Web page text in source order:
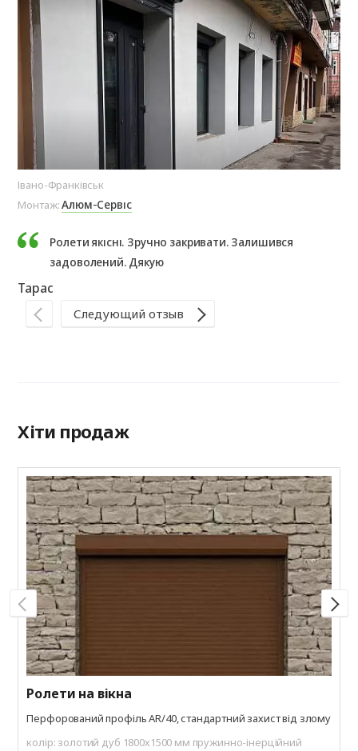
Івано-Франківськ
Монтаж:Алюм-Сервіс
Ролети якісні. Зручно закривати. Залишився
задоволений. Дякую
Тарас
Следующий отзыв
Хіти продаж
Ролети на вікна
Перфорований профіль AR/40, стандартний захист від злому
колір: золотий дуб 1800х1500 мм пружинно-інерційний